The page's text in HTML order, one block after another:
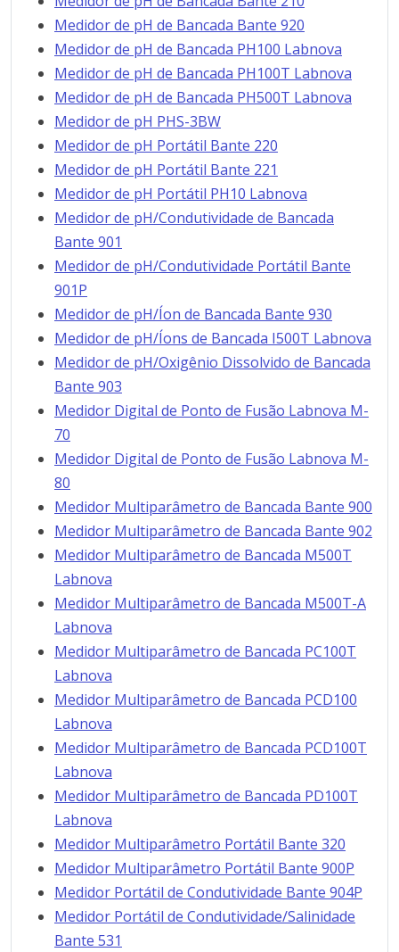
Medidor de pH de Bancada Bante 920
Medidor de pH de Bancada PH100 Labnova
Medidor de pH de Bancada PH100T Labnova
Medidor de pH de Bancada PH500T Labnova
Medidor de pH PHS-3BW
Medidor de pH Portátil Bante 220
Medidor de pH Portátil Bante 221
Medidor de pH Portátil PH10 Labnova
Medidor de pH/Condutividade de Bancada
Bante 901
Medidor de pH/Condutividade Portátil Bante
901P
Medidor de pH/Íon de Bancada Bante 930
Medidor de pH/Íons de Bancada I500T Labnova
Medidor de pH/Oxigênio Dissolvido de Bancada
Bante 903
Medidor Digital de Ponto de Fusão Labnova M-
70
Medidor Digital de Ponto de Fusão Labnova M-
80
Medidor Multiparâmetro de Bancada Bante 900
Medidor Multiparâmetro de Bancada Bante 902
Medidor Multiparâmetro de Bancada M500T
Labnova
Medidor Multiparâmetro de Bancada M500T-A
Labnova
Medidor Multiparâmetro de Bancada PC100T
Labnova
Medidor Multiparâmetro de Bancada PCD100
Labnova
Medidor Multiparâmetro de Bancada PCD100T
Labnova
Medidor Multiparâmetro de Bancada PD100T
Labnova
Medidor Multiparâmetro Portátil Bante 320
Medidor Multiparâmetro Portátil Bante 900P
Medidor Portátil de Condutividade Bante 904P
Medidor Portátil de Condutividade/Salinidade
Bante 531